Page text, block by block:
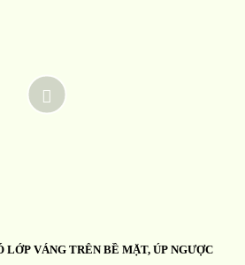
LỚP VÁNG TRÊN BỀ MẶT, ÚP NGƯỢC